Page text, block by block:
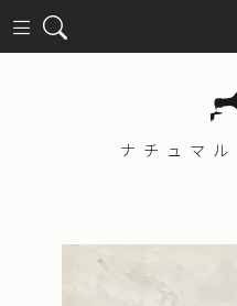
ナチュマル